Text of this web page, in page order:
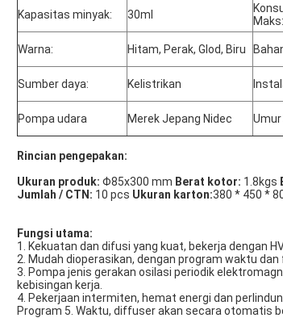
Kapasitas minyak: 30ml
Maks:
Warna: Hitam, Perak, Glod, Biru
Sumber daya: Kelistrikan
Pompa udara Merek Jepang Nidec
Rincian pengepakan:
Ukuran produk: Φ85x300 mm Berat kotor: 1.8kgs
Jumlah / CTN: 10 pcs Ukuran karton:380 * 450 *
Fungsi utama:
1. Kekuatan dan difusi yang kuat, bekerja dengan
2. Mudah dioperasikan, dengan program waktu
3. Pompa jenis gerakan osilasi periodik
kebisingan kerja.
4. Pekerjaan intermiten, hemat energi dan
Program 5. Waktu, diffuser akan secara otomatis